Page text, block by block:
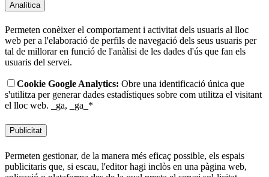
Analítica
Permeten conèixer el comportament i activitat dels usuaris al lloc
web per a l'elaboració de perfils de navegació dels seus usuaris per
tal de millorar en funció de l'anàlisi de les dades d'ús que fan els
usuaris del servei.
Cookie Google Analytics: Obre una identificació única que
s'utilitza per generar dades estadístiques sobre com utilitza el visitant
el lloc web.
_ga, _ga_*
Publicitat
Permeten gestionar, de la manera més eficaç possible, els espais
publicitaris que, si escau, l'editor hagi inclòs en una pàgina web,